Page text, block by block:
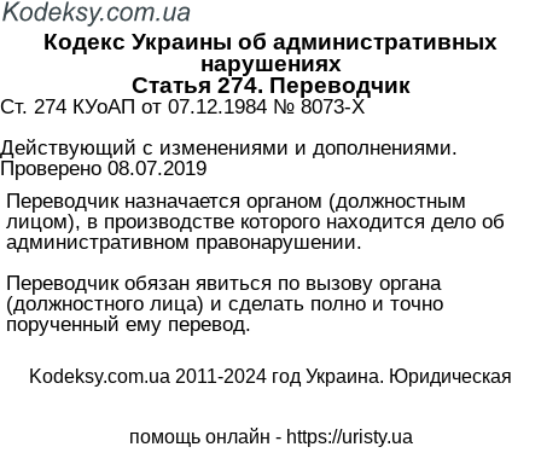
Кодекс Украины об административных
нарушениях
Статья 274. Переводчик
Ст. 274 КУоАП от 07.12.1984 № 8073-X
Действующий с изменениями и дополнениями.
Проверено 08.07.2019
Переводчик назначается органом (должностным
лицом), в производстве которого находится дело об
административном правонарушении.
Переводчик обязан явиться по вызову органа
(должностного лица) и сделать полно и точно
порученный ему перевод.
Kodeksy.com.ua 2011-2024 год Украина. Юридическая
помощь онлайн - https://uristy.ua